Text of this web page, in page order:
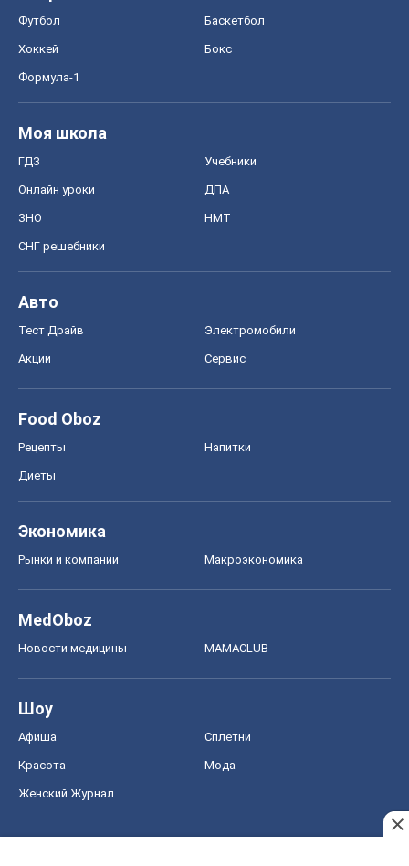
Футбол Баскетбол
Хоккей Бокс
Формула-1
Моя школа
ГДЗ Учебники
Онлайн уроки ДПА
ЗНО НМТ
СНГ решебники
Авто
Тест Драйв Электромобили
Акции Сервис
Food Oboz
Рецепты Напитки
Диеты
Экономика
Рынки и компании Mакроэкономика
MedOboz
Новости медицины MAMACLUB
Шоу
Афиша Сплетни
Красота Мода
Женский Журнал